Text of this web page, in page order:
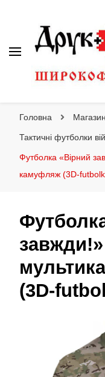
Головна Магазин
Тактичні футболки
Футболка «Вірний
камуфляж (3D-
(3D-